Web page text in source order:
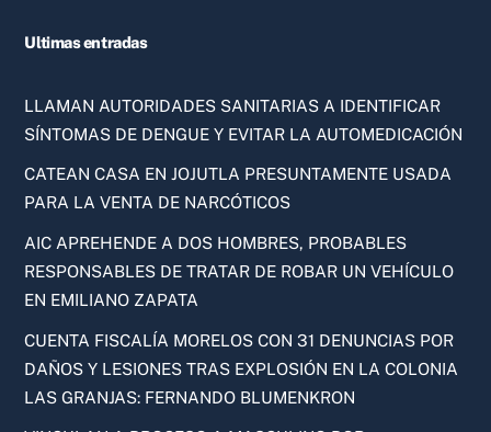
Ultimas entradas
LLAMAN AUTORIDADES SANITARIAS A IDENTIFICAR
SÍNTOMAS DE DENGUE Y EVITAR LA AUTOMEDICACIÓN
CATEAN CASA EN JOJUTLA PRESUNTAMENTE USADA
PARA LA VENTA DE NARCÓTICOS
AIC APREHENDE A DOS HOMBRES, PROBABLES
RESPONSABLES DE TRATAR DE ROBAR UN VEHÍCULO
EN EMILIANO ZAPATA
CUENTA FISCALÍA MORELOS CON 31 DENUNCIAS POR
DAÑOS Y LESIONES TRAS EXPLOSIÓN EN LA COLONIA
LAS GRANJAS: FERNANDO BLUMENKRON